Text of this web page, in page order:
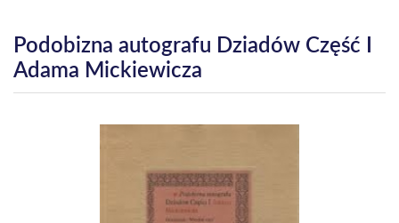
Podobizna autografu Dziadów Część I
Adama Mickiewicza